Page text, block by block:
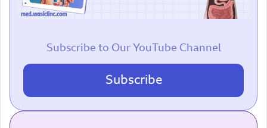
Subscribe to Our YouTube Channel
Subscribe